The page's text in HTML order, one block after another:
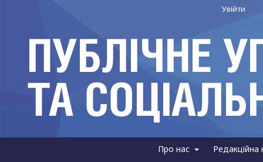
Про нас Редакційна
Увійти